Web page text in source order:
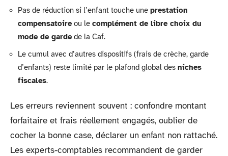
Pas de réduction si l’enfant touche une prestation
compensatoireou le complément de libre choix du
mode de gardede la Caf.
Le cumul avec d’autres dispositifs (frais de crèche, garde
d’enfants) reste limité par le plafond global des niches
fiscales.
Les erreurs reviennent souvent : confondre montant
forfaitaire et frais réellement engagés, oublier de
cocher la bonne case, déclarer un enfant non rattaché.
Les experts-comptables recommandent de garder